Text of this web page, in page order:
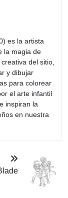
es la artista
la magia de
del sitio,
y dibujar
para colorear
el arte infantil
inspiran la
en nuestra